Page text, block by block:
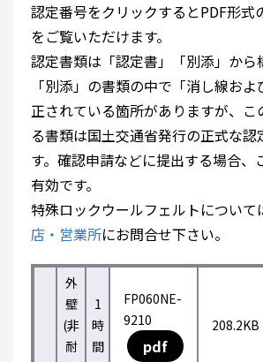
認定番号をクリックするとPDF形式
をご覧いただけます。
認定書類は「認定書」「別添」から
「別添」の書類の中で「消し線お
正されている箇所がありますが、こ
る書類は国土交通省発行の正式な認
す。確認申請などに提出する場合、
有効です。
特殊ロックウールフェルトについて
店・営業所にお問合せ下さい。
外
壁
(非
耐
1
時
間
FP060NE-
9210
pdf
208.2KB